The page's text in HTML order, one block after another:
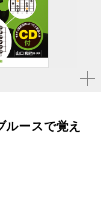
拡大す
ースで覚え